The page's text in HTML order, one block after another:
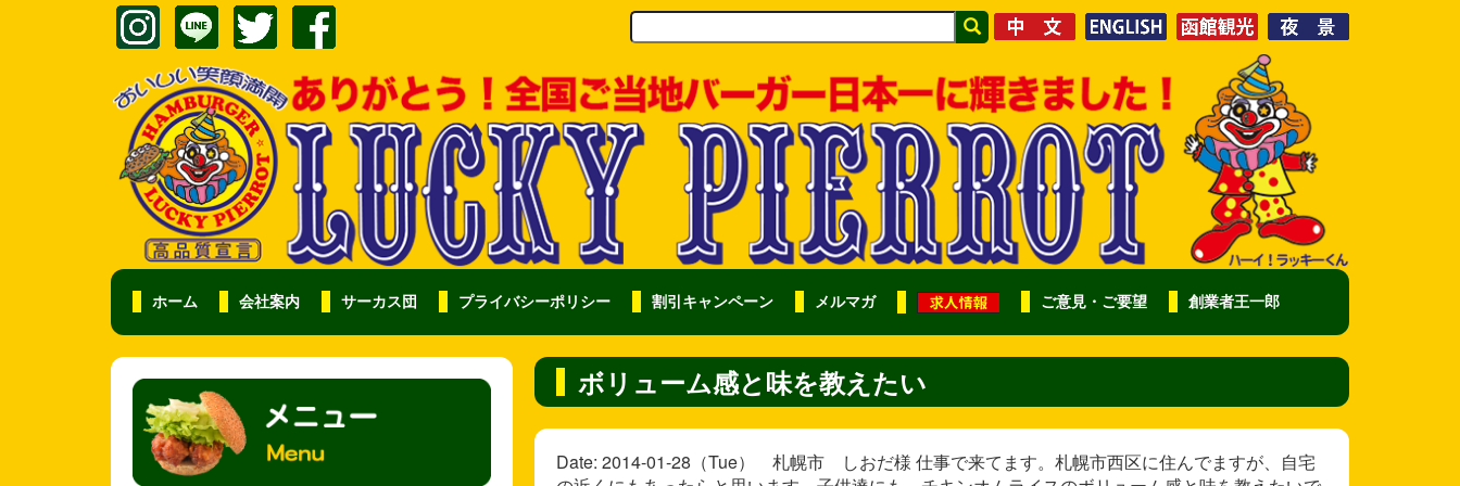
ホーム 会社案内 サーカス団 プライバシーポリシー 割引キャンペーン メルマガ ご意見・ご要望 創業者王一郎
ボリューム感と味を教えたい
Date: 2014-01-28（Tue） 札幌市 しおだ様 仕事で来てます。札幌市西区に住んでますが、自宅